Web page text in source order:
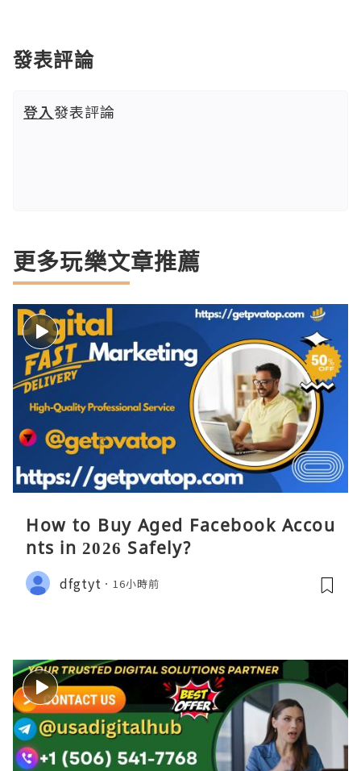
發表評論
登入發表評論
更多玩樂文章推薦
How to Buy Aged Facebook Accou
nts in 2026 Safely?
dfgtyt 16小時前